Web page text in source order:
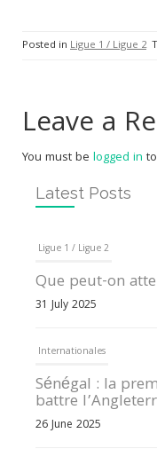
Posted in Ligue 1 / Ligue 2
Leave a
You must be logged in
Latest Posts
Ligue 1 / Ligue 2
Que peut-on
31 July 2025
Internationales
Sénégal : la
battre
26 June 2025